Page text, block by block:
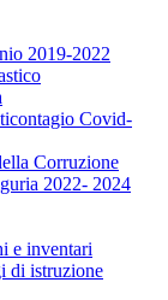
2019-2022
Covid-
Corruzione
2022- 2024
e inventari
di istruzione